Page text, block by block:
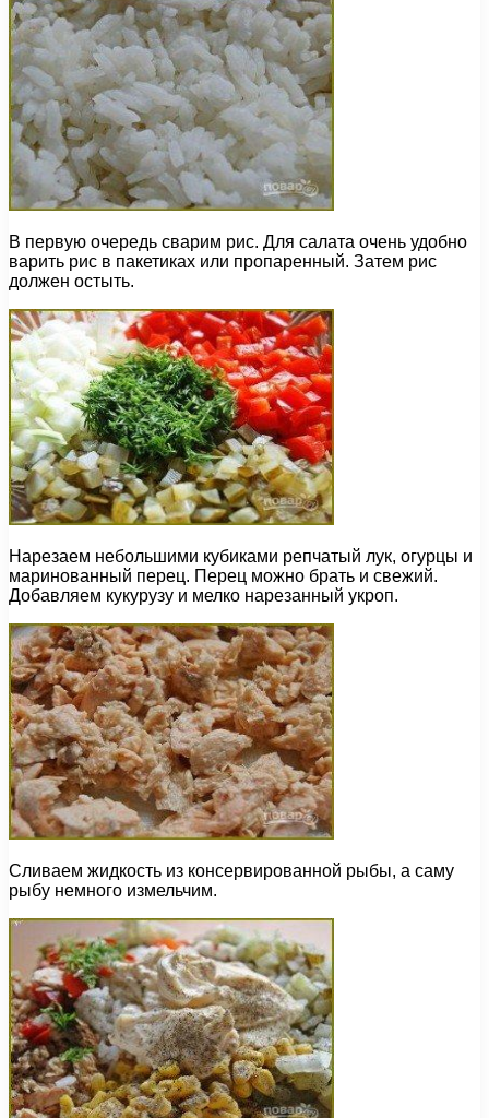
В первую очередь сварим рис. Для салата очень удобно
варить рис в пакетиках или пропаренный. Затем рис
должен остыть.
Нарезаем небольшими кубиками репчатый лук, огурцы и
маринованный перец. Перец можно брать и свежий.
Добавляем кукурузу и мелко нарезанный укроп.
Сливаем жидкость из консервированной рыбы, а саму
рыбу немного измельчим.